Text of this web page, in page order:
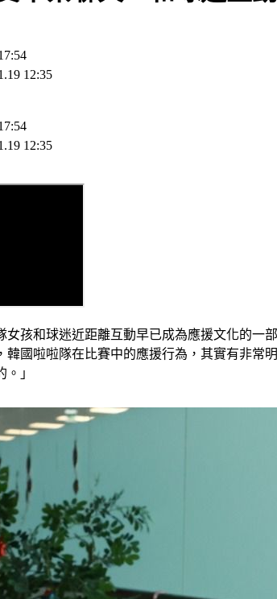
12:35
12:35
女孩和球迷近距離互動早已成為應援文化的
韓國啦啦隊在比賽中的應援行為，其實有非
」